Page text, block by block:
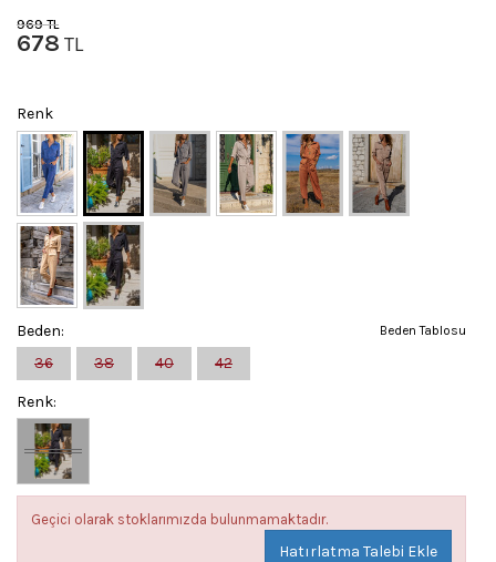
969TL
678 TL
Renk
Beden Tablosu
Beden:
36
38 40 42
Renk:
Geçici olarak stoklarımızda bulunmamaktadır.
Hatırlatma Talebi Ekle